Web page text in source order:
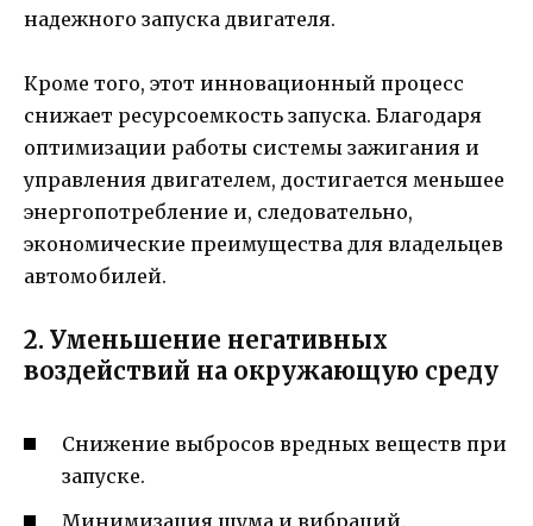
надежного запуска двигателя.
Кроме того, этот инновационный процесс
снижает ресурсоемкость запуска. Благодаря
оптимизации работы системы зажигания и
управления двигателем, достигается меньшее
энергопотребление и, следовательно,
экономические преимущества для владельцев
автомобилей.
2. Уменьшение негативных
воздействий на окружающую среду
Снижение выбросов вредных веществ при
запуске.